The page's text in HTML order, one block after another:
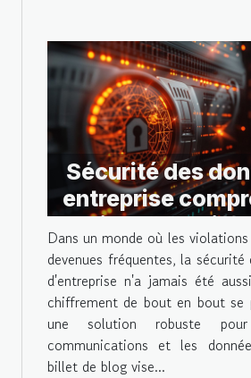
Sécurité des
entreprise
appliquer le
bout en
Dans un monde où les
devenues fréquentes, la
d'entreprise n'a jamais été
chiffrement de bout en bout se
une solution robuste
communications et les
billet de blog vise...